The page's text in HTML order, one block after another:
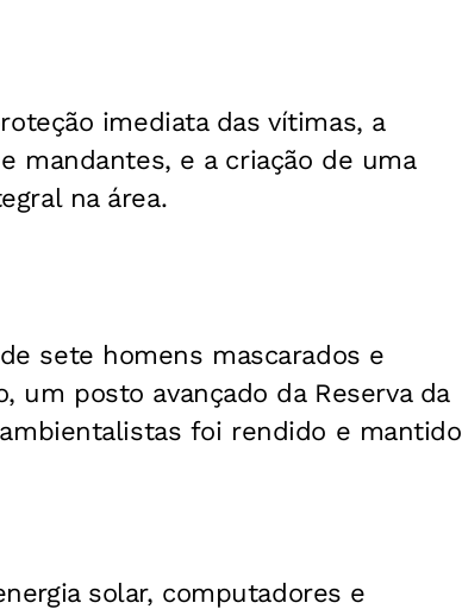
imediata das vítimas, a
mandantes, e a criação de uma
na área.
sete homens mascarados e
um posto avançado da Reserva da
foi rendido e mantido
solar, computadores e